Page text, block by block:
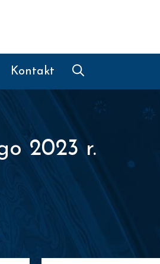
Kontakt
2023 r.